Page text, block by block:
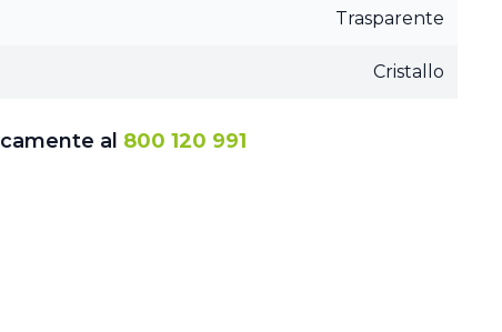
Trasparente
Cristallo
al 800 120 991